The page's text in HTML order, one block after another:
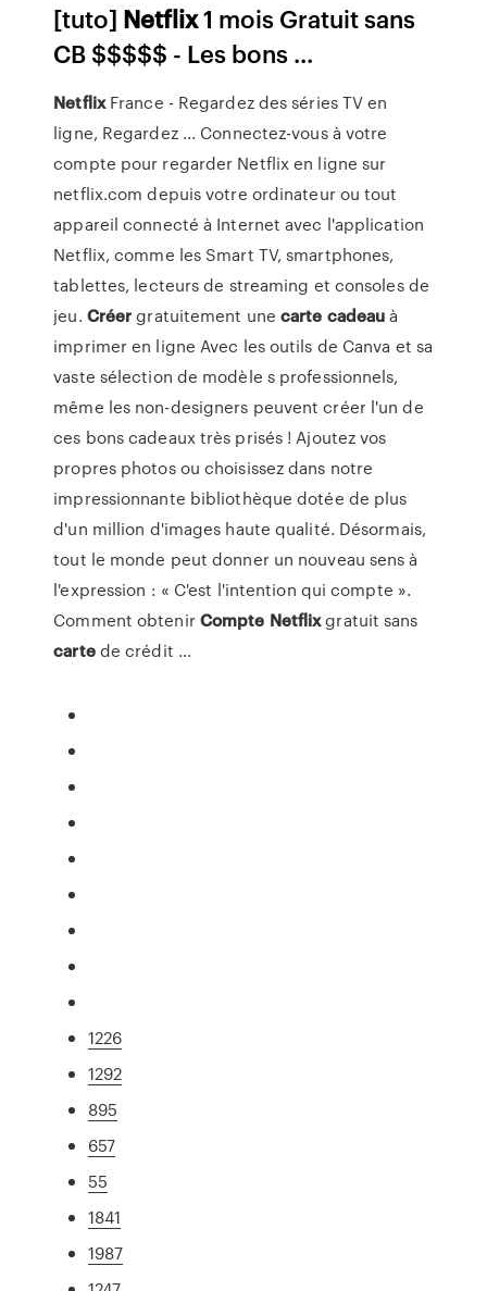
[tuto] Netflix1 mois Gratuit sans
CB $$$$$ - Les bons ...
NetflixFrance - Regardez des séries TV en
ligne, Regardez ... Connectez-vous à votre
compte pour regarder Netflix en ligne sur
netflix.com depuis votre ordinateur ou tout
appareil connecté à Internet avec l'application
Netflix, comme les Smart TV, smartphones,
tablettes, lecteurs de streaming et consoles de
jeu. Créergratuitement unecarte cadeauà
imprimer en ligne Avec les outils de Canva et sa
vaste sélection de modèle s professionnels,
même les non-designers peuvent créer l'un de
ces bons cadeaux très prisés ! Ajoutez vos
propres photos ou choisissez dans notre
impressionnante bibliothèque dotée de plus
d'un million d'images haute qualité. Désormais,
tout le monde peut donner un nouveau sens à
l'expression : « C'est l'intention qui compte ».
Comment obtenirCompte Netflixgratuit sans
cartede crédit ...
1226
1292
895
657
55
1841
1987